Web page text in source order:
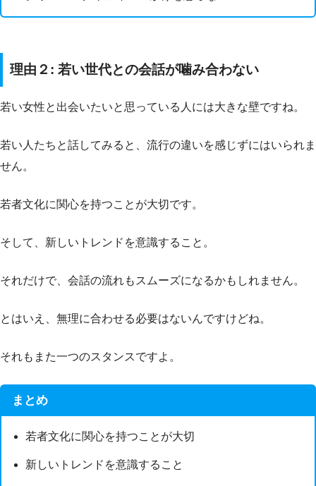
理由２: 若い世代との会話が噛み合わない
若い女性と出会いたいと思っている人には大きな壁ですね。
若い人たちと話してみると、流行の違いを感じずにはいられま
せん。
若者文化に関心を持つことが大切です。
そして、新しいトレンドを意識すること。
それだけで、会話の流れもスムーズになるかもしれません。
とはいえ、無理に合わせる必要はないんですけどね。
それもまた一つのスタンスですよ。
まとめ
若者文化に関心を持つことが大切
新しいトレンドを意識すること